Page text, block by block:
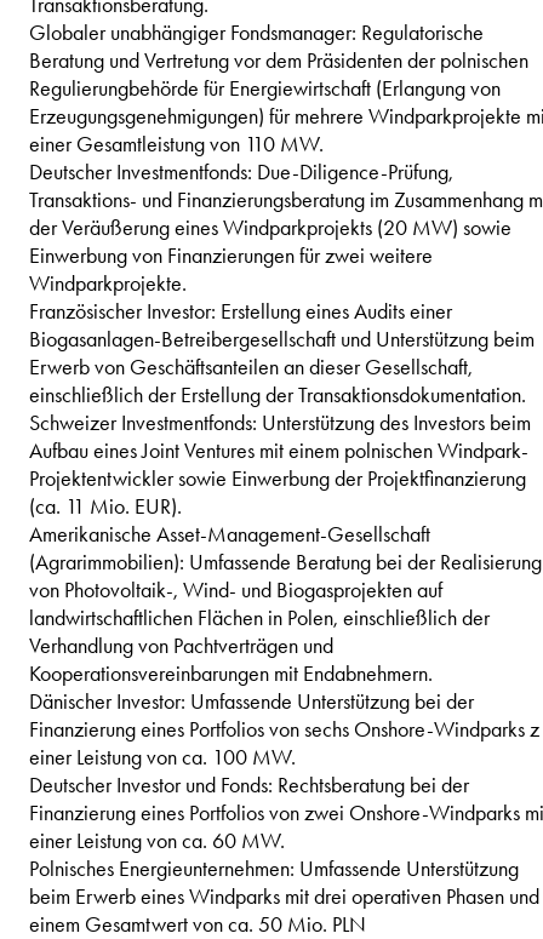
Globaler unabhängiger Fondsmanager: Regulatorische
Beratung und Vertretung vor dem Präsidenten der polnischen
Regulierungbehörde für Energiewirtschaft (Erlangung von
Erzeugungsgenehmigungen) für mehrere Windparkprojekte
einer Gesamtleistung von 110 MW.
Deutscher Investmentfonds: Due-Diligence-Prüfung,
Transaktions- und Finanzierungsberatung im Zusammenhang
der Veräußerung eines Windparkprojekts (20 MW) sowie
Einwerbung von Finanzierungen für zwei weitere
Windparkprojekte.
Französischer Investor: Erstellung eines Audits einer
Biogasanlagen-Betreibergesellschaft und Unterstützung beim
Erwerb von Geschäftsanteilen an dieser Gesellschaft,
einschließlich der Erstellung der Transaktionsdokumentation.
Schweizer Investmentfonds: Unterstützung des Investors beim
Aufbau eines Joint Ventures mit einem polnischen Windpark-
Projektentwickler sowie Einwerbung der Projektfinanzierung
(ca. 11 Mio. EUR).
Amerikanische Asset-Management-Gesellschaft
(Agrarimmobilien): Umfassende Beratung bei der Realisierung
von Photovoltaik-, Wind- und Biogasprojekten auf
landwirtschaftlichen Flächen in Polen, einschließlich der
Verhandlung von Pachtverträgen und
Kooperationsvereinbarungen mit Endabnehmern.
Dänischer Investor: Umfassende Unterstützung bei der
Finanzierung eines Portfolios von sechs Onshore-Windparks z
einer Leistung von ca. 100 MW.
Deutscher Investor und Fonds: Rechtsberatung bei der
Finanzierung eines Portfolios von zwei Onshore-Windparks
einer Leistung von ca. 60 MW.
Polnisches Energieunternehmen: Umfassende Unterstützung
beim Erwerb eines Windparks mit drei operativen Phasen und
einem Gesamtwert von ca. 50 Mio. PLN